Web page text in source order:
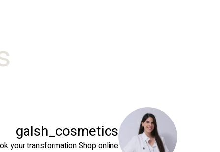
galsh_cosmetics
your transformationShop online⬇️